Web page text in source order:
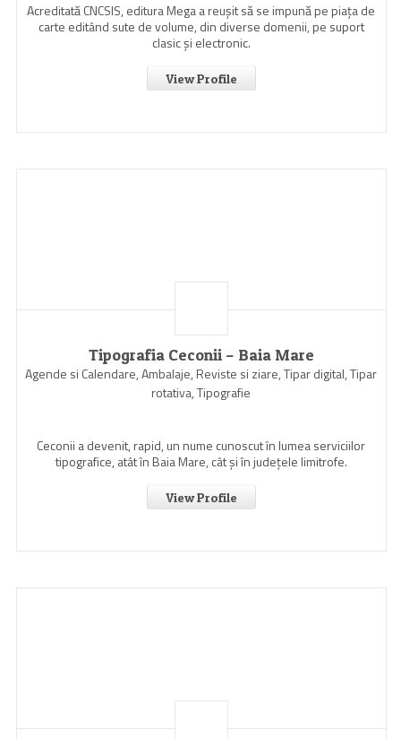
Acreditată CNCSIS, editura Mega a reuşit să se impună pe piaţa de
carte editând sute de volume, din diverse domenii, pe suport
clasic şi electronic.
View Profile
Tipografia Ceconii – Baia Mare
Agende si Calendare, Ambalaje, Reviste si ziare, Tipar digital, Tipar
rotativa, Tipografie
Ceconii a devenit, rapid, un nume cunoscut în lumea serviciilor
tipografice, atât în Baia Mare, cât şi în judeţele limitrofe.
View Profile